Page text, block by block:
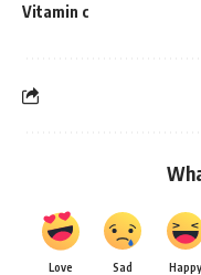
Vitamin c
Love Sad Happy